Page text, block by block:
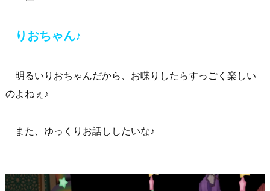
りおちゃん♪
明るいりおちゃんだから、お喋りしたらすっごく楽しい
のよねぇ♪
また、ゆっくりお話ししたいな♪